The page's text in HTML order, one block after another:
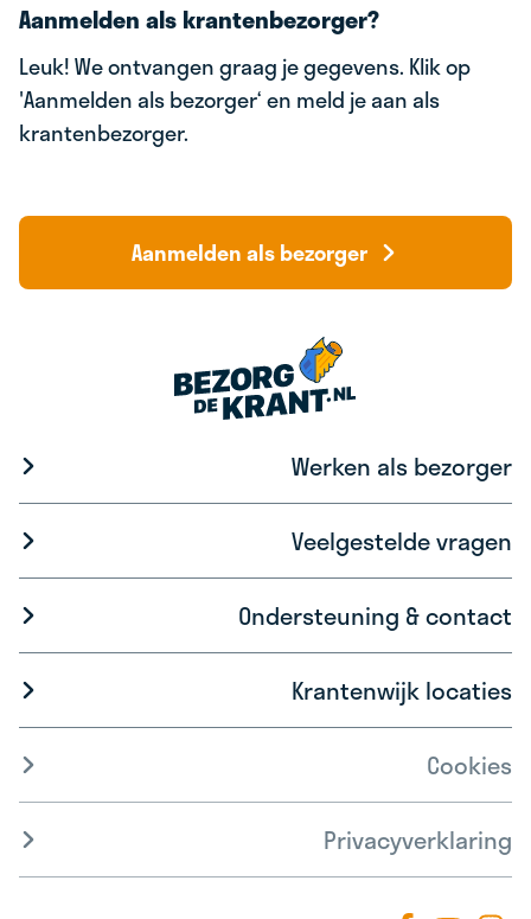
Aanmelden als krantenbezorger?
Leuk! We ontvangen graag je gegevens. Klik op
'Aanmelden als bezorger‘ en meld je aan als
krantenbezorger.
Aanmelden als bezorger
Werken als bezorger
Veelgestelde vragen
Ondersteuning & contact
Krantenwijk locaties
Cookies
Privacyverklaring